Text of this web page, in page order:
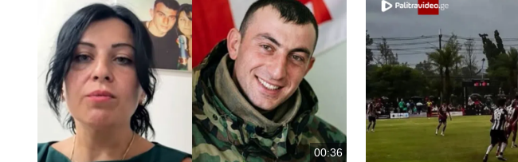
00:36